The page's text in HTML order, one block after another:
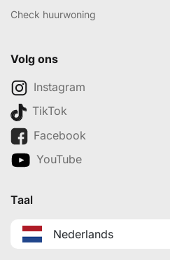
Check huurwoning
Volg ons
Instagram
TikTok
Facebook
YouTube
Taal
Nederlands